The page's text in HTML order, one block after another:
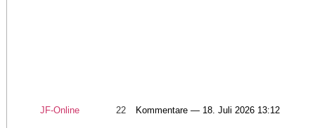
JF-Online 22 Kommentare — 18. Juli 2026 13:12